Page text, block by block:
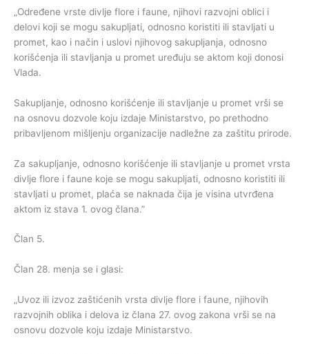
„Određene vrste divlje flore i faune, njihovi razvojni oblici i
delovi koji se mogu sakupljati, odnosno koristiti ili stavljati u
promet, kao i način i uslovi njihovog sakupljanja, odnosno
korišćenja ili stavljanja u promet uređuju se aktom koji donosi
Vlada.
Sakupljanje, odnosno korišćenje ili stavljanje u promet vrši se
na osnovu dozvole koju izdaje Ministarstvo, po prethodno
pribavljenom mišljenju organizacije nadležne za zaštitu prirode.
Za sakupljanje, odnosno korišćenje ili stavljanje u promet vrsta
divlje flore i faune koje se mogu sakupljati, odnosno koristiti ili
stavljati u promet, plaća se naknada čija je visina utvrđena
aktom iz stava 1. ovog člana.”
Član 5.
Član 28. menja se i glasi:
„Uvoz ili izvoz zaštićenih vrsta divlje flore i faune, njihovih
razvojnih oblika i delova iz člana 27. ovog zakona vrši se na
osnovu dozvole koju izdaje Ministarstvo.